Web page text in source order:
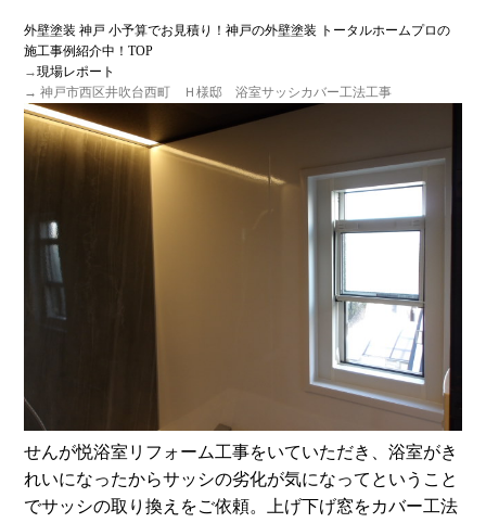
外壁塗装 神戸 小予算でお見積り！神戸の外壁塗装 トータルホームプロの
施工事例紹介中！TOP
→現場レポート
→ 神戸市西区井吹台西町 Ｈ様邸 浴室サッシカバー工法工事
せんが悦浴室リフォーム工事をいていただき、浴室がき
れいになったからサッシの劣化が気になってということ
でサッシの取り換えをご依頼。上げ下げ窓をカバー工法